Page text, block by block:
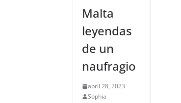
Malta
leyendas
de un
naufragio
abril 28, 2023
Sophia